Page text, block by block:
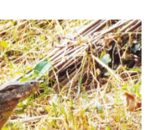
a tlačivá
Odberová príručka